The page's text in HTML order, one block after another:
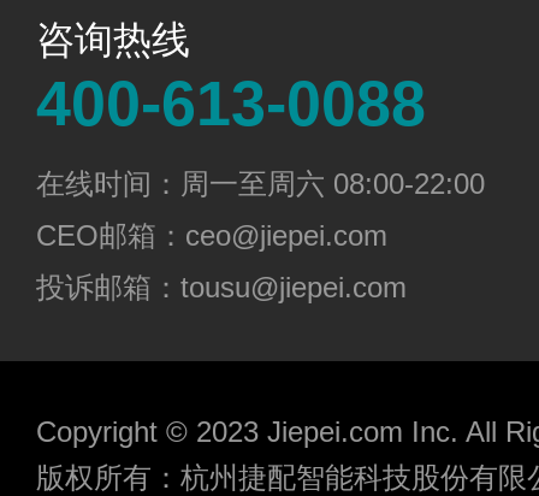
咨询热线
400-613-0088
在线时间：周一至周六 08:00-22:00
CEO邮箱：ceo@jiepei.com
投诉邮箱：tousu@jiepei.com
Copyright © 2023 Jiepei.com Inc. All
版权所有：杭州捷配智能科技股份有限